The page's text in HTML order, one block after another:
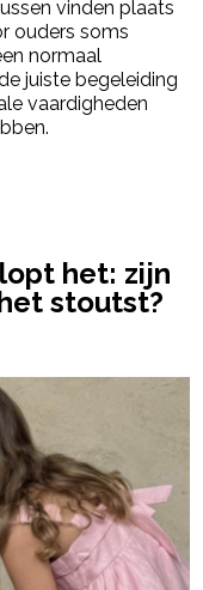
vinden plaats
ouders soms
normaal
juiste begeleiding
vaardigheden
het: zijn
stoutst?